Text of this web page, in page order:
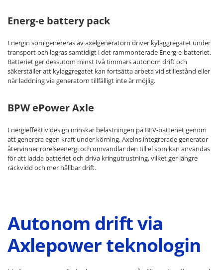
Energ-e battery pack
Energin som genereras av axelgeneratorn driver kylaggregatet under
transport och lagras samtidigt i det rammonterade Energ‑e‑batteriet.
Batteriet ger dessutom minst två timmars autonom drift och
säkerställer att kylaggregatet kan fortsätta arbeta vid stillestånd eller
när laddning via generatorn tillfälligt inte är möjlig.
BPW ePower Axle
Energieffektiv design minskar belastningen på BEV‑batteriet genom
att generera egen kraft under körning. Axelns integrerade generator
återvinner rörelseenergi och omvandlar den till el som kan användas
för att ladda batteriet och driva kringutrustning, vilket ger längre
räckvidd och mer hållbar drift.
Autonom drift via
Axlepower teknologin